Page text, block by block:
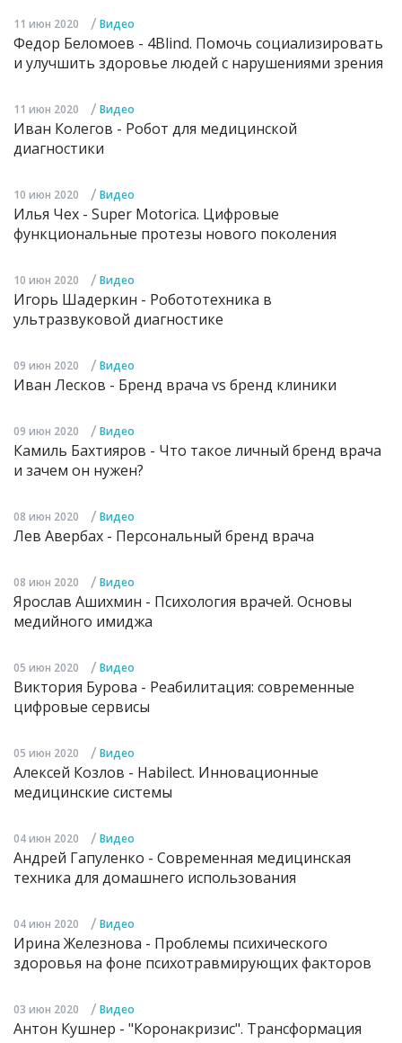
11 июн 2020 / Видео
Федор Беломоев - 4Blind. Помочь социализировать
и улучшить здоровье людей с нарушениями зрения
11 июн 2020 / Видео
Иван Колегов - Робот для медицинской
диагностики
10 июн 2020 / Видео
Илья Чех - Super Motorica. Цифровые
функциональные протезы нового поколения
10 июн 2020 / Видео
Игорь Шадеркин - Робототехника в
ультразвуковой диагностике
09 июн 2020 / Видео
Иван Лесков - Бренд врача vs бренд клиники
09 июн 2020 / Видео
Камиль Бахтияров - Что такое личный бренд врача
и зачем он нужен?
08 июн 2020 / Видео
Лев Авербах - Персональный бренд врача
08 июн 2020 / Видео
Ярослав Ашихмин - Психология врачей. Основы
медийного имиджа
05 июн 2020 / Видео
Виктория Бурова - Реабилитация: современные
цифровые сервисы
05 июн 2020 / Видео
Алексей Козлов - Habilect. Инновационные
медицинские системы
04 июн 2020 / Видео
Андрей Гапуленко - Современная медицинская
техника для домашнего использования
04 июн 2020 / Видео
Ирина Железнова - Проблемы психического
здоровья на фоне психотравмирующих факторов
03 июн 2020 / Видео
Антон Кушнер - "Коронакризис". Трансформация